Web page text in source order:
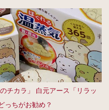
チカラ」 白元アース「リラッ
っちがお勧め？